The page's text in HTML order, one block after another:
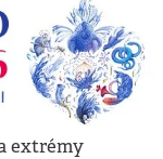
extrémy